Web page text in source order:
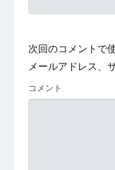
次回のコメントで
メールアドレス、
コメント